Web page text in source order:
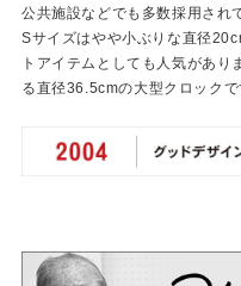
公共施設などでも多数採用され
Sサイズはやや小ぶりな直径
トアイテムとしても人気があり
る直径36.5cmの大型クロックで